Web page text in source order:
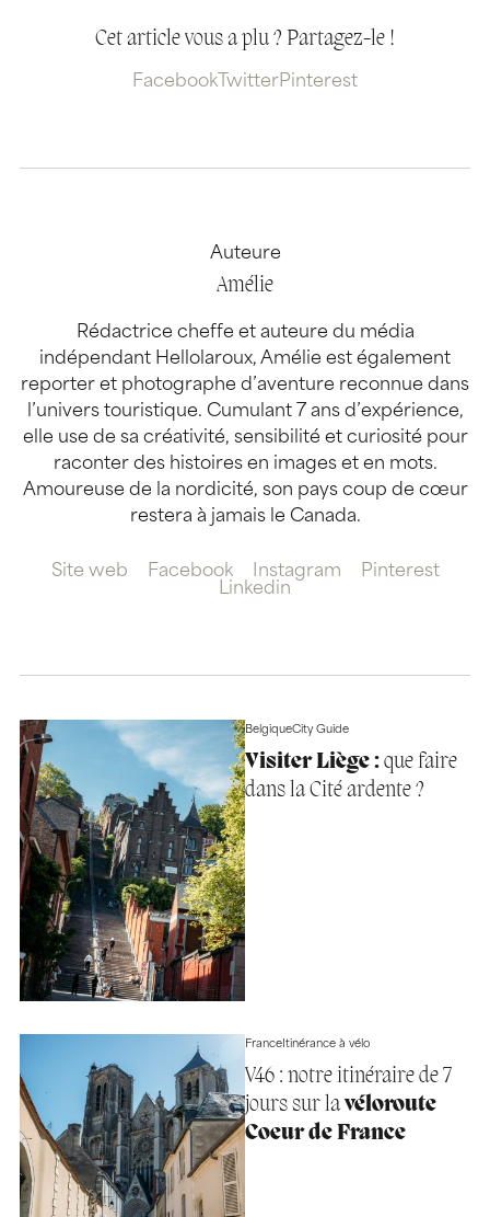
Cet article vous a plu ? Partagez-le !
Facebook TwitterPinterest
Auteure
Amélie
Rédactrice cheffe et auteure du média
indépendant Hellolaroux, Amélie est également
reporter et photographe d’aventure reconnue dans
l’univers touristique. Cumulant 7 ans d’expérience,
elle use de sa créativité, sensibilité et curiosité pour
raconter des histoires en images et en mots.
Amoureuse de la nordicité, son pays coup de cœur
restera à jamais le Canada.
Site web Facebook Instagram
Pinterest
Linkedin
BelgiqueCity Guide
Visiter Liège :que faire
dans la Cité ardente ?
FranceItinérance à vélo
V46 : notre itinéraire de 7
jours sur lavéloroute
Coeur de France